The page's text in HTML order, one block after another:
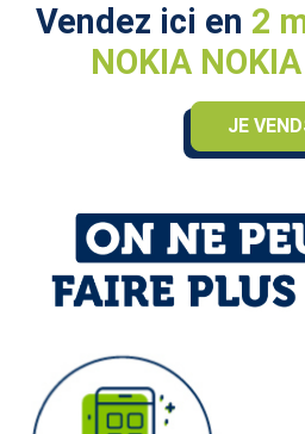
Vendez ici en 2
NOKIA
JE